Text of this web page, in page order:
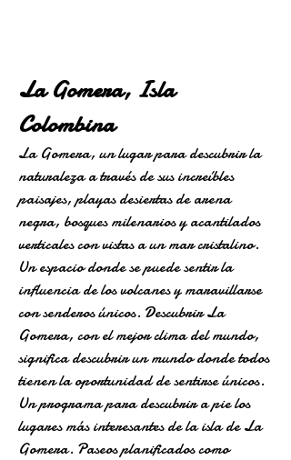
La Gomera, Isla
Colombina
La Gomera, un lugar para descubrir la
naturaleza a través de sus increíbles
paisajes, playas desiertas de arena
negra, bosques milenarios y acantilados
verticales con vistas a un mar cristalino.
Un espacio donde se puede sentir la
influencia de los volcanes y maravillarse
con senderos únicos. Descubrir La
Gomera, con el mejor clima del mundo,
significa descubrir un mundo donde todos
tienen la oportunidad de sentirse únicos.
Un programa para descubrir a pie los
lugares más interesantes de la isla de La
Gomera. Paseos planificados como